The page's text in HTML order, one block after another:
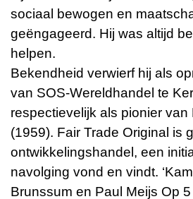
sociaal bewogen en
geëngageerd. Hij was altijd
helpen.
Bekendheid verwierf hij als
van SOS-Wereldhandel te
respectievelijk als pionier van
(1959). Fair Trade Original is
ontwikkelingshandel, een
navolging vond en vindt.
Brunssum en Paul Meijs Op